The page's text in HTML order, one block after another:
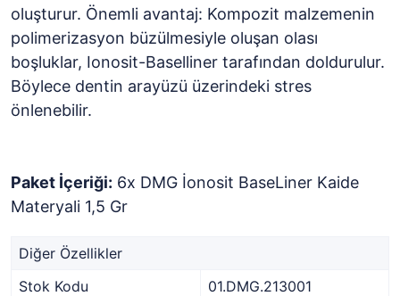
oluşturur. Önemli avantaj: Kompozit malzemenin
polimerizasyon büzülmesiyle oluşan olası
boşluklar, Ionosit-Baselliner tarafından doldurulur.
Böylece dentin arayüzü üzerindeki stres
önlenebilir.
Paket İçeriği: 6x DMG İonosit BaseLiner Kaide
Materyali 1,5 Gr
Diğer Özellikler
Stok Kodu
01.DMG.213001